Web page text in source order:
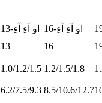
او آءِ آءِ-13 او آءِ آءِ-16
13 16
1.0/1.2/1.5 1.2/1.5/1.8
6.2/7.5/9.3 8.5/10.6/12.7